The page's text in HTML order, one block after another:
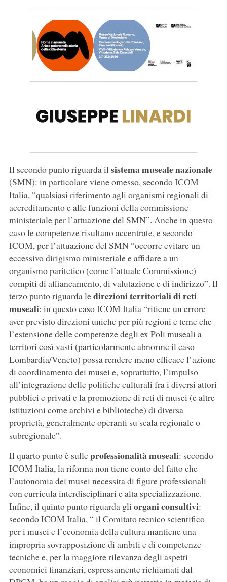
Il secondo punto riguarda ilsistema museale nazionale
(SMN): in particolare viene omesso, secondo ICOM
Italia, “qualsiasi riferimento agli organismi regionali di
accreditamento e alle funzioni della commissione
ministeriale per l’attuazione del SMN”. Anche in questo
caso le competenze risultano accentrate, e secondo
ICOM, per l’attuazione del SMN “occorre evitare un
eccessivo dirigismo ministeriale e affidare a un
organismo paritetico (come l’attuale Commissione)
compiti di affiancamento, di valutazione e di indirizzo”. Il
terzo punto riguarda ledirezioni territoriali di reti
museali: in questo caso ICOM Italia “ritiene un errore
aver previsto direzioni uniche per più regioni e teme che
l’estensione delle competenze degli ex Poli museali a
territori così vasti (particolarmente abnorme il caso
Lombardia/Veneto) possa rendere meno efficace l’azione
di coordinamento dei musei e, soprattutto, l’impulso
all’integrazione delle politiche culturali fra i diversi attori
pubblici e privati e la promozione di reti di musei (e altre
istituzioni come archivi e biblioteche) di diversa
proprietà, generalmente operanti su scala regionale o
subregionale”.
Il quarto punto è sulleprofessionalità museali: secondo
ICOM Italia, la riforma non tiene conto del fatto che
l’autonomia dei musei necessita di figure professionali
con curricula interdisciplinari e alta specializzazione.
Infine, il quinto punto riguarda gli organi consultivi:
secondo ICOM Italia, “ il Comitato tecnico scientifico
per i musei e l’economia della cultura mantiene una
impropria sovrapposizione di ambiti e di competenze
tecniche e, per la maggiore rilevanza degli aspetti
economici finanziari, espressamente richiamati dal